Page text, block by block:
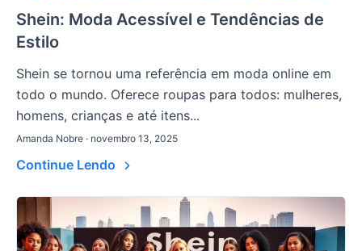
Shein: Moda Acessível e Tendências de
Estilo
Shein se tornou uma referência em moda online em
todo o mundo. Oferece roupas para todos: mulheres,
homens, crianças e até itens...
Amanda Nobre · novembro 13, 2025
Continue Lendo